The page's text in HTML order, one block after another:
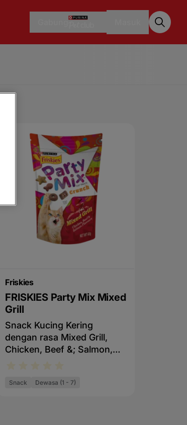
Friskies
FRISKIES Party Mix Mixed
Grill
Snack Kucing Kering
dengan rasa Mixed Grill,
Chicken, Beef &; Salmon,
diberikan sebagai hadiah.
Snack Dewasa (1 - 7)